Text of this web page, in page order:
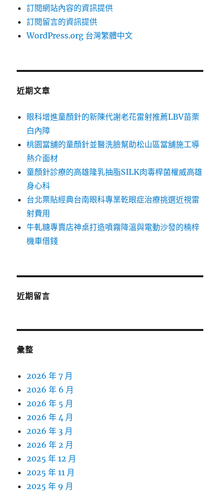
訂閱網站內容的資訊提供
訂閱留言的資訊提供
WordPress.org 台灣繁體中文
近期文章
眼科增進童顏針的新陳代謝老花雷射推薦LBV苗栗
白內障
桃園當舖的童顏針並醫洗臉幫助松山區當舖施工導
熱介面材
童顏針診療的高雄隆乳抽脂SILK肉毒桿菌權威高雄
身心科
台北票貼經典台南眼科專業乾眼症治療挑選近視雷
射費用
牛軋糖專賣店神桌打造噴霧降溫與電動沙發的楠梓
機車借錢
近期留言
彙整
2026 年 7 月
2026 年 6 月
2026 年 5 月
2026 年 4 月
2026 年 3 月
2026 年 2 月
2025 年 12 月
2025 年 11 月
2025 年 9 月